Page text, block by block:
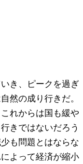
き、ピークを過ぎ
然の成り行きだ。
れからは国も緩や
きではないだろう
も問題とはならな
よって経済が縮小